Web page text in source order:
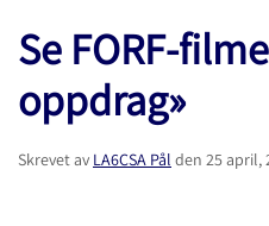
Se FORF-
oppdrag»
Skrevet av LA6CSA Pål den 25 april,